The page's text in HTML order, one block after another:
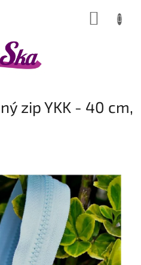
zip YKK - 40 cm,